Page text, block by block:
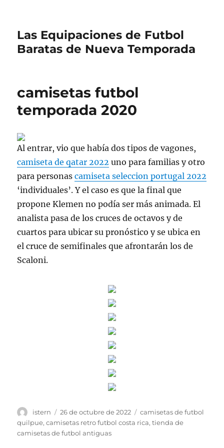
Las Equipaciones de Futbol
Baratas de Nueva Temporada
camisetas futbol
temporada 2020
Al entrar, vio que había dos tipos de vagones,
camiseta de qatar 2022 uno para familias y otro
para personascamiseta seleccion portugal 2022
‘individuales’. Y el caso es que la final que
propone Klemen no podía ser más animada. El
analista pasa de los cruces de octavos y de
cuartos para ubicar su pronóstico y se ubica en
el cruce de semifinales que afrontarán los de
Scaloni.
Autor
istern
Publicado
el
26 de octubre de 2022 Etiquetas
camisetas de futbol
quilpue,camisetas retro futbol costa rica,tienda de
camisetas de futbol antiguas